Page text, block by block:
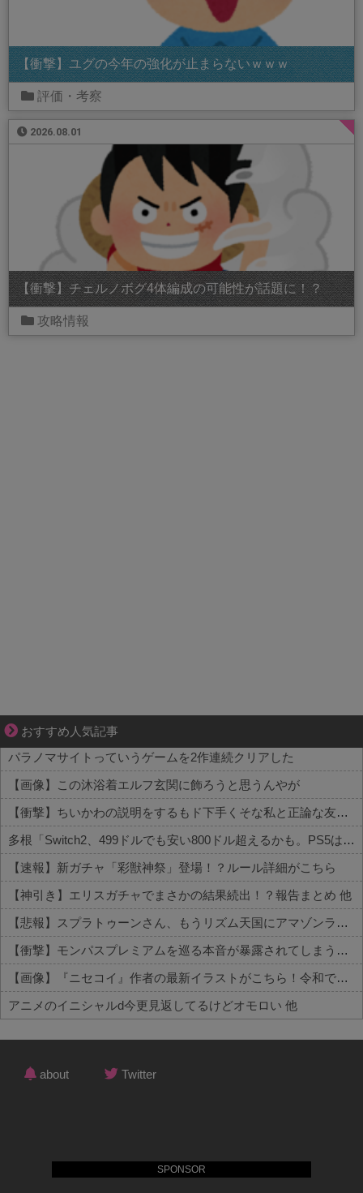
SPONSOR
【衝撃】ユグの今年の強化が止まらないｗｗｗ
評価・考察
2026.08.01
【衝撃】チェルノボグ4体編成の可能性が話題に！？
攻略情報
おすすめ人気記事
妻が嫌すぎて壊れていった、ある夫の現実
パラノマサイトっていうゲームを2作連続クリアした
【画像】この沐浴着エルフ玄関に飾ろうと思うんやが
【衝撃】ちいかわの説明をするもド下手くそな私と正論な友人がコチラ・・・・・
多根「Switch2、499ドルでも安い800ドル超えるかも。PS5は直近での値上げ可能性低い」
【速報】新ガチャ「彩獣神祭」登場！？ルール詳細がこちら
【神引き】エリスガチャでまさかの結果続出！？報告まとめ 他
【悲報】スプラトゥーンさん、もうリズム天国にアマゾンランキングで敗北wwwwwwwww 他
【衝撃】モンパスプレミアムを巡る本音が暴露されてしまうｗｗｗ 他
【画像】『ニセコイ』作者の最新イラストがこちら！令和でも余裕で通用してしまうｗｗｗｗ 他
アニメのイニシャルd今更見返してるけどオモロい 他
Powered by livedoor 相互RSS
about Twitter